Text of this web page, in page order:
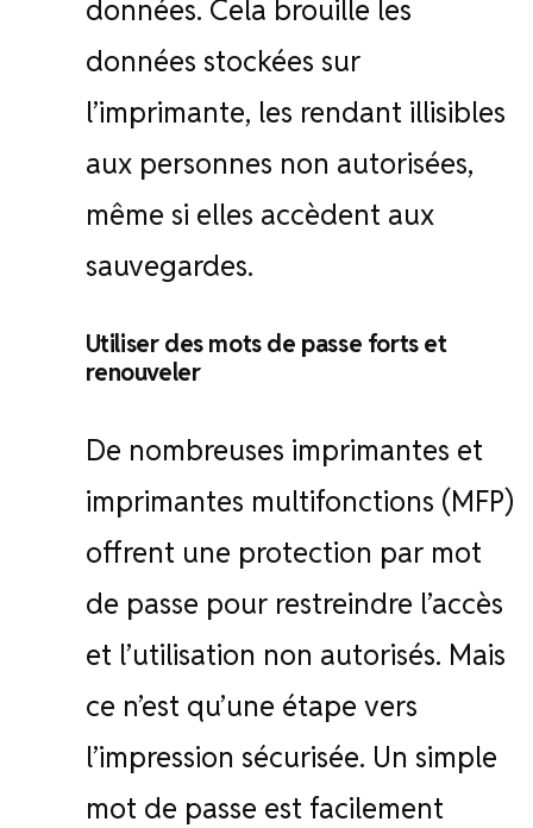
données. Cela brouille les
données stockées sur
l’imprimante, les rendant illisibles
aux personnes non autorisées,
même si elles accèdent aux
sauvegardes.
Utiliser des mots de passe forts et
renouveler
De nombreuses imprimantes et
imprimantes multifonctions (MFP)
offrent une protection par mot
de passe pour restreindre l’accès
et l’utilisation non autorisés. Mais
ce n’est qu’une étape vers
l’impression sécurisée. Un simple
mot de passe est facilement